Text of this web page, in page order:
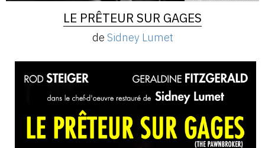
LE PRÊTEUR SUR GAGES
de Sidney Lumet